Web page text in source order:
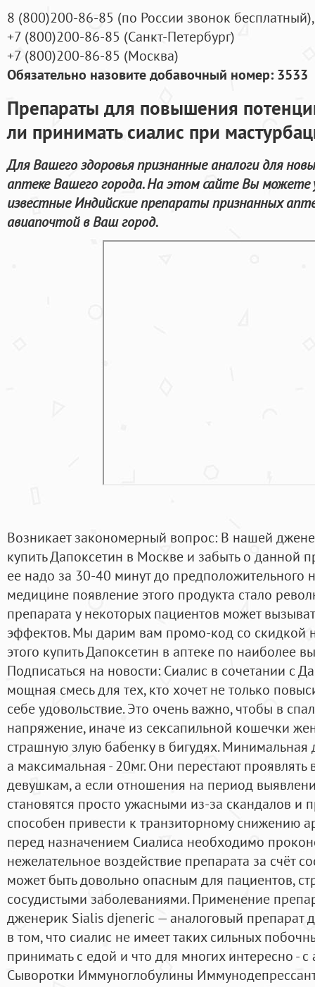
8 (800)200-86-85 (по России звонок бесплатный),
+7 (800)200-86-85 (Санкт-Петербург)
+7 (800)200-86-85 (Москва)
Обязательно назовите добавочный номер: 3533
Препараты для повышения
ли принимать сиалис при
Для Вашего здоровья признанные аналоги для
аптеке Вашего города. На этом сайте Вы можете
известные Индийские препараты признанных
авиапочтой в Ваш город.
Возникает закономерный вопрос: В нашей
купить Дапоксетин в Москве и забыть о данной
ее надо за 30-40 минут до предположительного
медицине появление этого продукта стало
препарата у некоторых пациентов может
эффектов. Мы дарим вам промо-код со скидкой
этого купить Дапоксетин в аптеке по наиболее
Подписаться на новости: Сиалис в сочетании с
мощная смесь для тех, кто хочет не только
себе удовольствие. Это очень важно, чтобы в
напряжение, иначе из сексапильной кошечки
страшную злую бабенку в бигудях. Минимальная
а максимальная - 20мг. Они перестают проявлять
девушкам, а если отношения на период
становятся просто ужасными из-за скандалов и
способен привести к транзиторному снижению
перед назначением Сиалиса необходимо
нежелательное воздействие препарата за счёт
может быть довольно опасным для пациентов,
сосудистыми заболеваниями. Применение
дженерик Sialis djeneric — аналоговый препарат
в том, что сиалис не имеет таких сильных
принимать с едой и что для многих интересно -
Сыворотки Иммуноглобулины